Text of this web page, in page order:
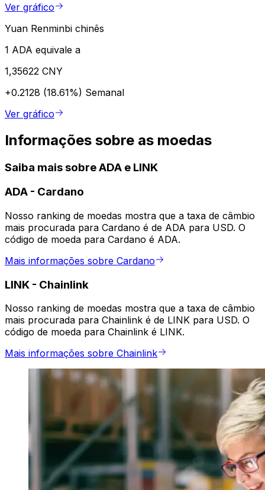
Ver gráfico
Yuan Renminbi chinês
1 ADA equivale a
1,35622 CNY
+0.2128 (18.61%) Semanal
Ver gráfico
Informações sobre as moedas
Saiba mais sobre ADA e LINK
ADA - Cardano
Nosso ranking de moedas mostra que a taxa de câmbio
mais procurada para Cardano é de ADA para USD. O
código de moeda para Cardano é ADA.
Mais informações sobre Cardano
LINK - Chainlink
Nosso ranking de moedas mostra que a taxa de câmbio
mais procurada para Chainlink é de LINK para USD. O
código de moeda para Chainlink é LINK.
Mais informações sobre Chainlink